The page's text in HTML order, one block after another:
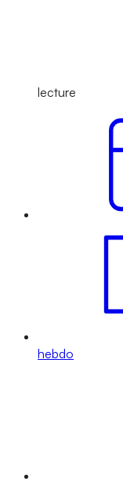
lecture
hebdo